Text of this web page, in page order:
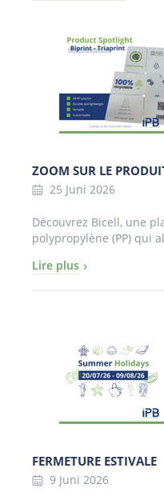
ZOOM SUR LE
25 Juni 2026
Découvrez Bicell, une
polypropylène (PP) qui
Lire plus
FERMETURE ESTIVALE
9 Juni 2026